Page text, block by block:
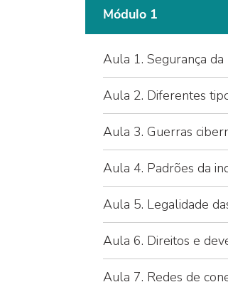
Módulo 1
Aula 1. Segurança
Aula 2. Diferentes
Aula 3. Guerras
Aula 4. Padrões da
Aula 5. Legalidade
Aula 6. Direitos e
Aula 7. Redes de